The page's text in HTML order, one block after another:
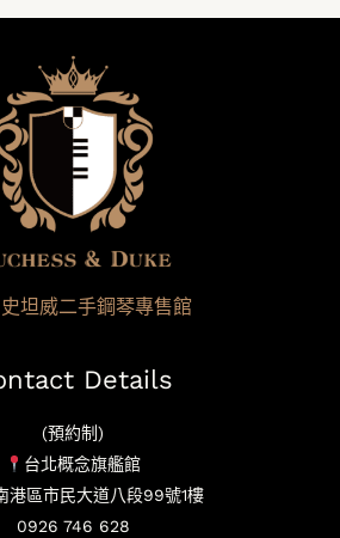
坦威二手鋼琴專售館
Details
(預約制)
台北概念旗艦館
港區市民大道八段99號1樓
0926 746 628